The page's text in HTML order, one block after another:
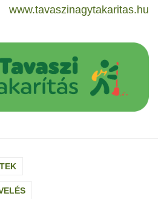
www.tavaszinagytakaritas.hu